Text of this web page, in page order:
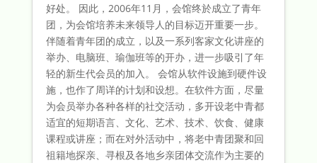
好处。 因此，2006年11月，会馆终於成立了青年
团，为会馆培养未来领导人的目标迈开重要一步。
伴随着青年团的成立，以及一系列客家文化讲座的
举办、电脑班、瑜伽班等的开办，进一步吸引了年
轻的新生代会员的加入。 会馆从软件设施到硬件设
施，也作了周详的计划和设想。在软件方面，尽量
为会员举办各种各样的社交活动，多开设老中青都
适宜的短期语言、文化、艺术、技术、饮食、健康
课程或讲座；而在对外活动中，将老中青团聚和回
祖籍地探亲、寻根及各地乡亲团体交流作为主要的